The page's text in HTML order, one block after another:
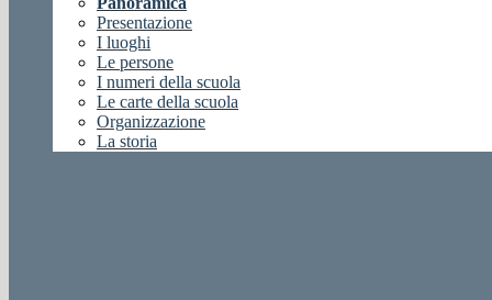
Presentazione
I luoghi
Le persone
I numeri della scuola
Le carte della scuola
Organizzazione
La storia